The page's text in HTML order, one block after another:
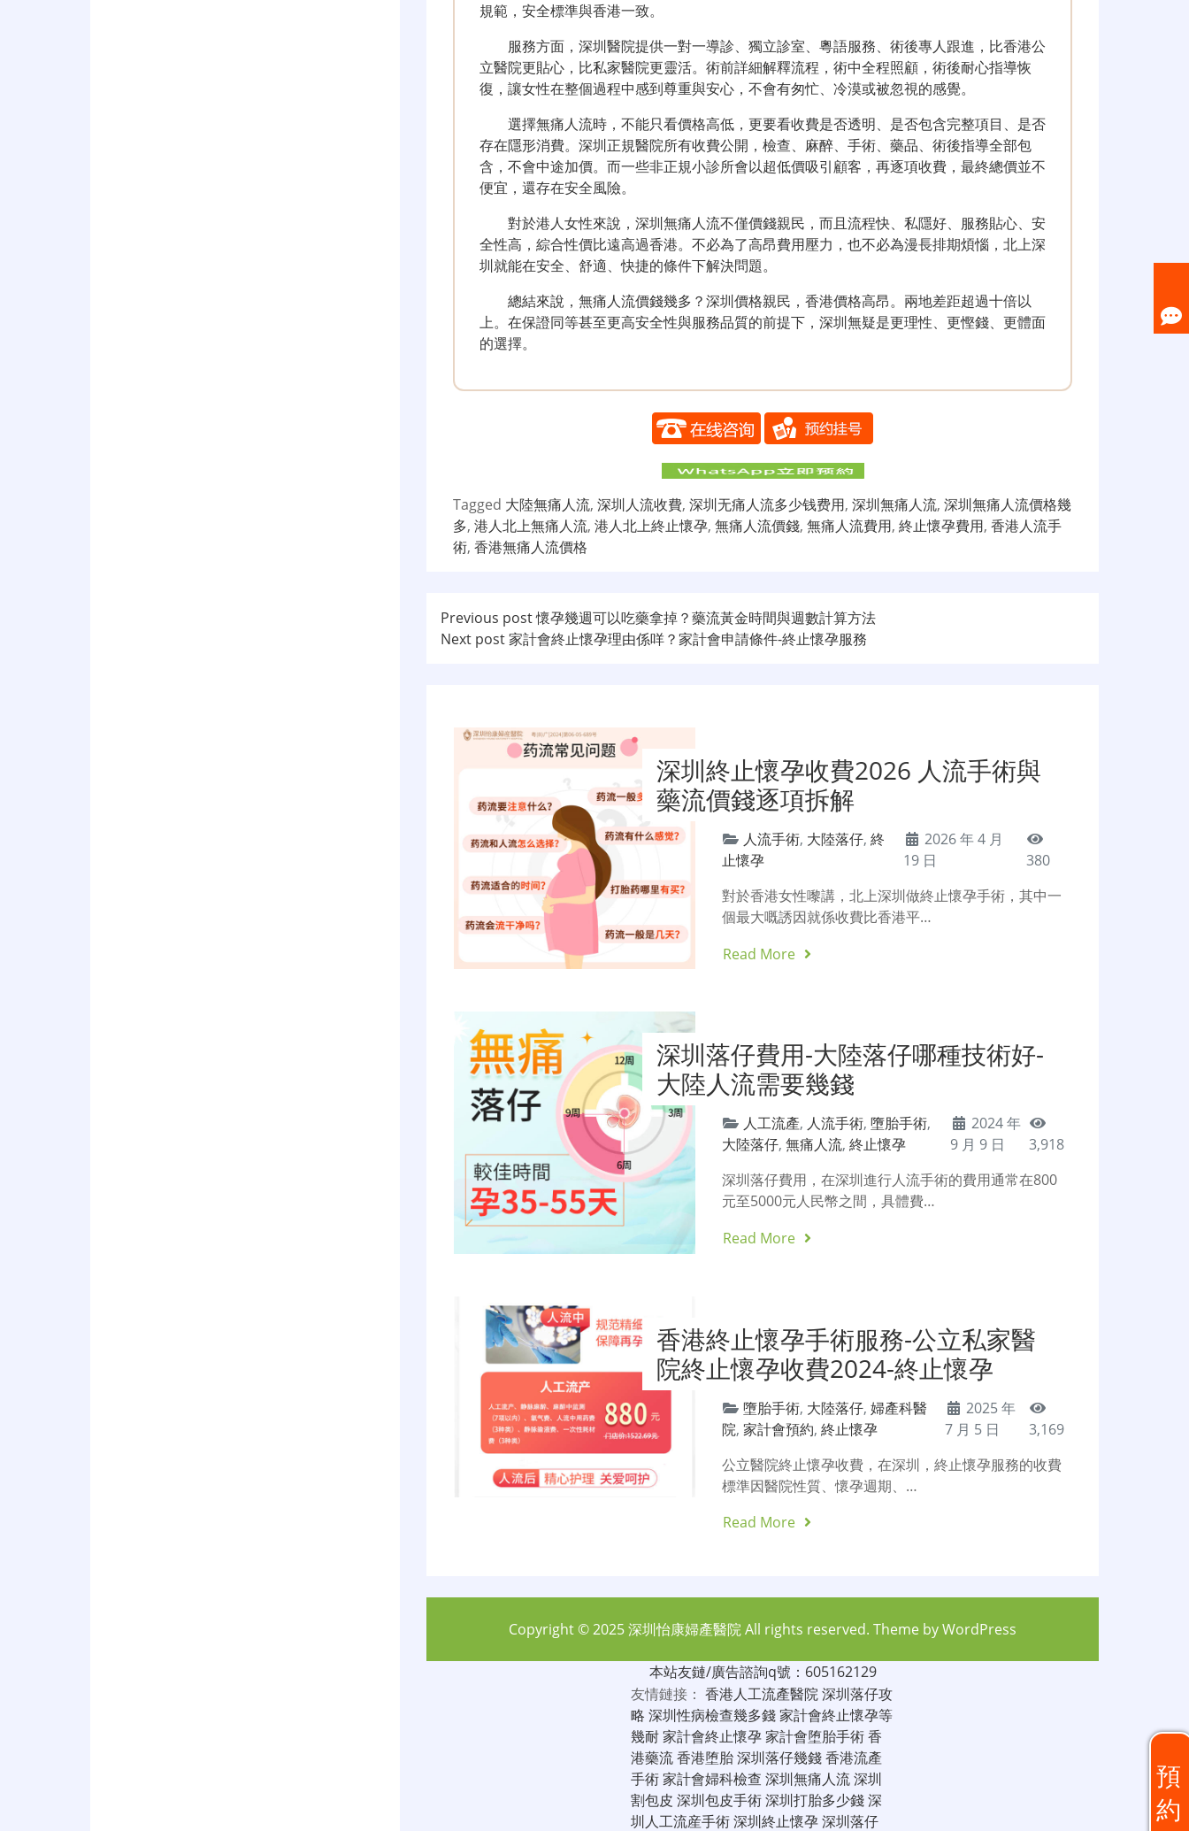
規範，安全標準與香港一致。
服務方面，深圳醫院提供一對一導診、獨立診室、粵語服務、術後專人跟進，比香港公
立醫院更貼心，比私家醫院更靈活。術前詳細解釋流程，術中全程照顧，術後耐心指導恢
復，讓女性在整個過程中感到尊重與安心，不會有匆忙、冷漠或被忽視的感覺。
選擇無痛人流時，不能只看價格高低，更要看收費是否透明、是否包含完整項目、是否
存在隱形消費。深圳正規醫院所有收費公開，檢查、麻醉、手術、藥品、術後指導全部包
含，不會中途加價。而一些非正規小診所會以超低價吸引顧客，再逐項收費，最終總價並不
便宜，還存在安全風險。
對於港人女性來說，深圳無痛人流不僅價錢親民，而且流程快、私隱好、服務貼心、安
全性高，綜合性價比遠高過香港。不必為了高昂費用壓力，也不必為漫長排期煩惱，北上深
圳就能在安全、舒適、快捷的條件下解決問題。
總結來說，無痛人流價錢幾多？深圳價格親民，香港價格高昂。兩地差距超過十倍以
上。在保證同等甚至更高安全性與服務品質的前提下，深圳無疑是更理性、更慳錢、更體面
的選擇。
Tagged 大陸無痛人流, 深圳人流收費, 深圳无痛人流多少钱费用, 深圳無痛人流, 深圳無痛人流價格幾
多, 港人北上無痛人流, 港人北上終止懷孕, 無痛人流價錢, 無痛人流費用, 終止懷孕費用, 香港人流手
術, 香港無痛人流價格
文
章
航
Previous post懷孕幾週可以吃藥拿掉？藥流黃金時間與週數計算方法
Next post家計會終止懷孕理由係咩？家計會申請條件-終止懷孕服務
深圳終止懷孕收費2026 人流手術與
藥流價錢逐項拆解
人流手術, 大陸落仔,終
止懷孕
2026 年 4 月
19 日
380
對於香港女性嚟講，北上深圳做終止懷孕手術，其中一
個最大嘅誘因就係收費比香港平…
Read More
深圳落仔費用-大陸落仔哪種技術好-
大陸人流需要幾錢
人工流產, 人流手術,墮胎手術,
大陸落仔,無痛人流,終止懷孕
2024 年
9 月 9 日
3,918
深圳落仔費用，在深圳進行人流手術的費用通常在800
元至5000元人民幣之間，具體費…
Read More
香港終止懷孕手術服務-公立私家醫
院終止懷孕收費2024-終止懷孕
墮胎手術, 大陸落仔,婦產科醫
院,家計會預約,終止懷孕
2025 年
7 月 5 日
3,169
公立醫院終止懷孕收費，在深圳，終止懷孕服務的收費
標準因醫院性質、懷孕週期、…
Read More
預
約
Copyright © 2025深圳怡康婦產醫院All rights reserved. Theme byWordPress
本站友鏈/廣告諮詢q號：605162129
友情鏈接： 香港人工流產醫院深圳落仔攻
略 深圳性病檢查幾多錢家計會終止懷孕等
幾耐家計會終止懷孕家計會堕胎手術香
港藥流香港堕胎深圳落仔幾錢香港流產
手術家計會婦科檢查 深圳無痛人流深圳
割包皮 深圳包皮手術深圳打胎多少錢深
圳人工流産手術深圳終止懷孕深圳落仔